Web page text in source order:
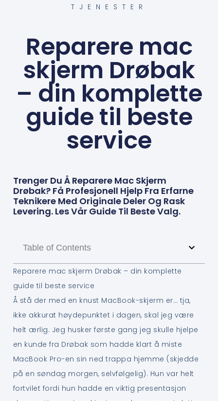
TJENESTER
Reparere mac
skjerm Drøbak
– din komplette
guide til beste
service
Trenger Du Å Reparere Mac Skjerm
Drøbak? Få Profesjonell Hjelp Fra Erfarne
Teknikere Med Originale Deler Og Rask
Levering. Les Vår Guide Til Beste Valg.
Table of Contents
Reparere mac skjerm Drøbak – din komplette
guide til beste service
Å stå der med en knust MacBook-skjerm er… tja,
ikke akkurat høydepunktet i dagen, skal jeg være
helt ærlig. Jeg husker første gang jeg skulle hjelpe
en kunde fra Drøbak som hadde klart å miste
MacBook Pro-en sin ned trappa hjemme (skjedde
på en søndag morgen, selvfølgelig). Hun var helt
fortvilet fordi hun hadde en viktig presentasjon